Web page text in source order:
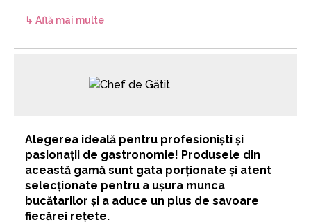
↳ Află mai multe
Alegerea ideală pentru profesioniști și
pasionații de gastronomie! Produsele din
această gamă sunt gata porționate și atent
selecționate pentru a ușura munca
bucătarilor și a aduce un plus de savoare
fiecărei rețete.